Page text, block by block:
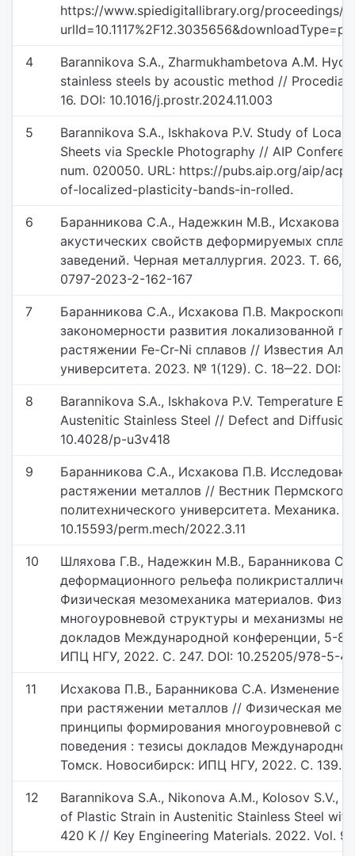
https://www.spiedigitallibrary.org/proceedings/
4
Barannikova S.A., Zharmukhambetova A.M.
stainless steels by acoustic method // Procedia
16. DOI: 10.1016/j.prostr.2024.11.003
5
Barannikova S.A., Iskhakova P.V. Study of
Sheets via Speckle Photography // AIP
num. 020050. URL: https://pubs.aip.org/aip/
of-localized-plasticity-bands-in-rolled.
6
Баранникова С.А., Надежкин М.В., Исхакова
акустических свойств деформируемых
заведений. Черная металлургия. 2023. Т. 66,
0797-2023-2-162-167
7
Баранникова С.А., Исхакова П.В.
закономерности развития локализованной
растяжении Fe-Cr-Ni сплавов // Известия
университета. 2023. № 1(129). С. 18‒22. DOI:
8
Barannikova S.A., Iskhakova P.V. Temperature
Austenitic Stainless Steel // Defect and Diffusion
10.4028/p-u3v418
9
Баранникова С.А., Исхакова П.В.
растяжении металлов // Вестник Пермского
политехнического университета. Механика.
10.15593/perm.mech/2022.3.11
10
Шляхова Г.В., Надежкин М.В., Баранникова
деформационного рельефа
Физическая мезомеханика материалов.
многоуровневой структуры и механизмы
докладов Международной конференции, 5-8
ИПЦ НГУ, 2022. С. 247. DOI: 10.25205/978-5-
11
Исхакова П.В., Баранникова С.А. Изменение
при растяжении металлов // Физическая
принципы формирования многоуровневой
поведения : тезисы докладов
Томск. Новосибирск: ИПЦ НГУ, 2022. С. 139.
12
Barannikova S.A., Nikonova A.M., Kolosov S.V.,
of Plastic Strain in Austenitic Stainless Steel
420 K // Key Engineering Materials. 2022. Vol.